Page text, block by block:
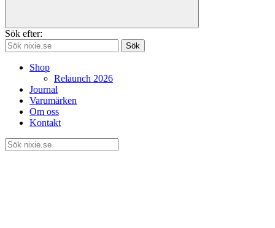
Sök efter:
Sök
Shop
Relaunch 2026
Journal
Varumärken
Om oss
Kontakt